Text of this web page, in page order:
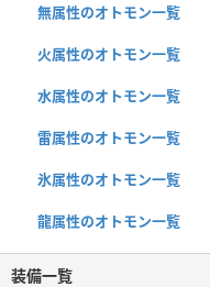
無属性のオトモン一覧
火属性のオトモン一覧
水属性のオトモン一覧
雷属性のオトモン一覧
氷属性のオトモン一覧
龍属性のオトモン一覧
装備一覧